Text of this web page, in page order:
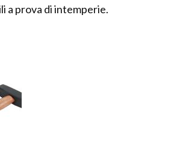
a prova di intemperie.